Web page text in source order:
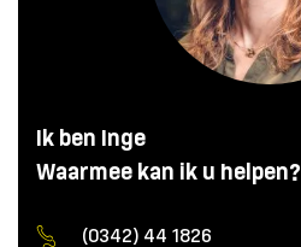
Ik ben Inge
Waarmee kan ik u helpen?
(0342) 44 1826